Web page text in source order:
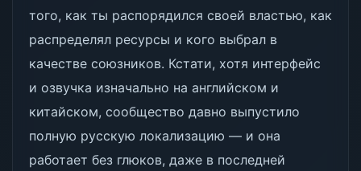
того, как ты распорядился своей властью, как
распределял ресурсы и кого выбрал в
качестве союзников. Кстати, хотя интерфейс
и озвучка изначально на английском и
китайском, сообщество давно выпустило
полную русскую локализацию — и она
работает без глюков, даже в последней